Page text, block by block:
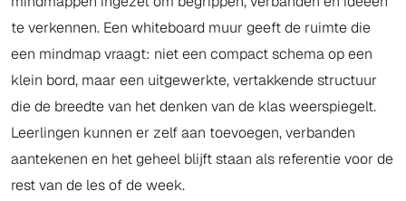
te verkennen. Een whiteboard muur geeft de ruimte die
een mindmap vraagt: niet een compact schema op een
klein bord, maar een uitgewerkte, vertakkende structuur
die de breedte van het denken van de klas weerspiegelt.
Leerlingen kunnen er zelf aan toevoegen, verbanden
aantekenen en het geheel blijft staan als referentie voor de
rest van de les of de week.